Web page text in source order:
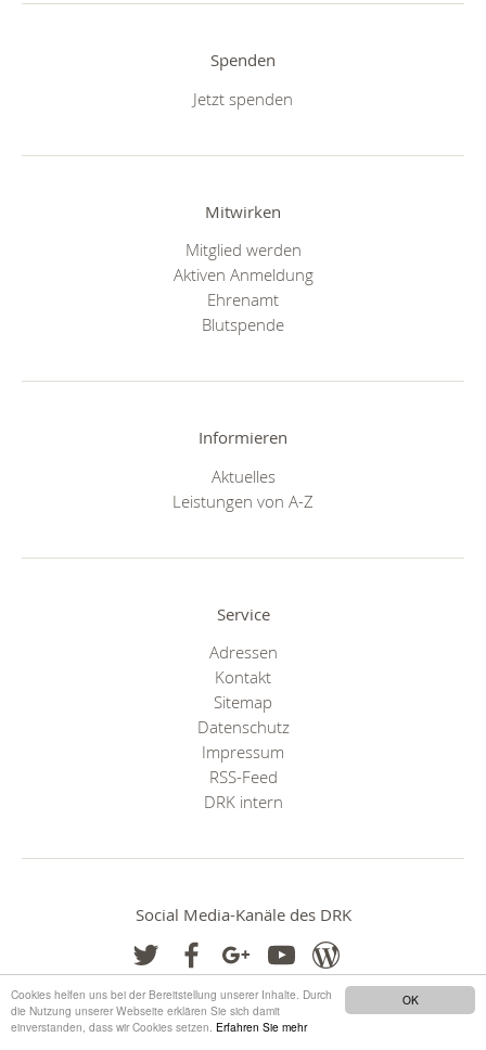
OK
Cookies helfen uns bei der Bereitstellung unserer Inhalte. Durch
die Nutzung unserer Webseite erklären Sie sich damit
einverstanden, dass wir Cookies setzen. Erfahren Sie mehr
Spenden
Jetzt spenden
Mitwirken
Mitglied werden
Aktiven Anmeldung
Ehrenamt
Blutspende
Informieren
Aktuelles
Leistungen von A-Z
Service
Adressen
Kontakt
Sitemap
Datenschutz
Impressum
RSS-Feed
DRK intern
Social Media-Kanäle des DRK